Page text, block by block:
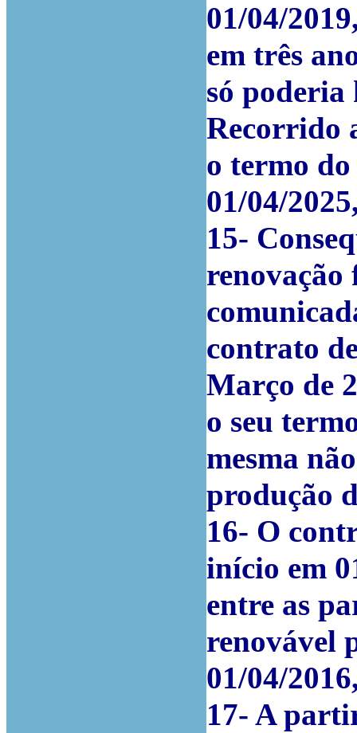
01/04/
em três
só poderia
Recorrido
o termo
01/04/
15-
renovação
contrato
Março de
o seu
mesma
produção
16- O
início em
entre as
renovável
01/04/
17- A